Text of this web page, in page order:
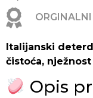
Spuma
di
Sciampagna
Marsiglia
–
Italijanski
čistoća,
Opis